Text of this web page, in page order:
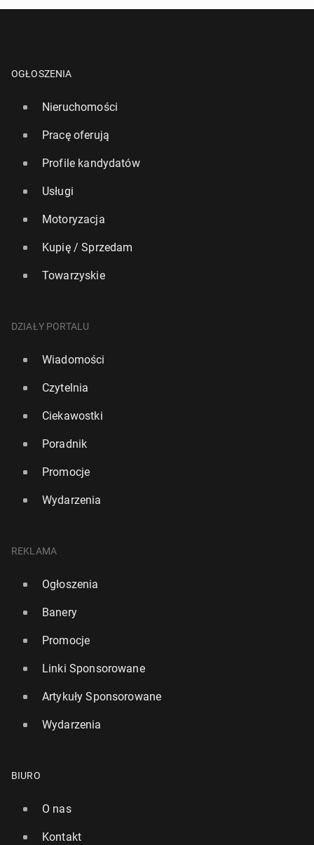
OGŁOSZENIA
Nieruchomości
Pracę oferują
Profile kandydatów
Usługi
Motoryzacja
Kupię / Sprzedam
Towarzyskie
DZIAŁY PORTALU
Wiadomości
Czytelnia
Ciekawostki
Poradnik
Promocje
Wydarzenia
REKLAMA
Ogłoszenia
Banery
Promocje
Linki Sponsorowane
Artykuły Sponsorowane
Wydarzenia
BIURO
O nas
Kontakt